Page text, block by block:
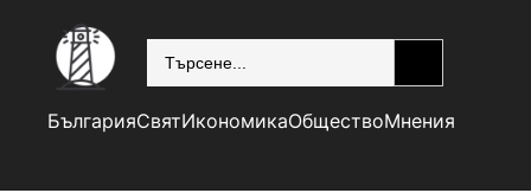
БългарияСвятИкономикаОбществоМнения